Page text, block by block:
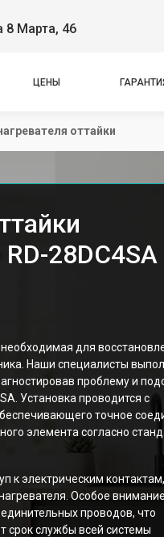
8 Марта, 46
ЦЕНЫ
оттайки
28DC4SA
для
Наши специалисты
проблему и
Установка проводится с
точное
элемента согласно
к электрическим контактам,
Особое внимание
проводов, что
срок службы всей системы